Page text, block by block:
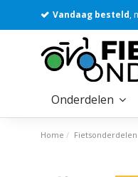
Vandaag besteld,
Onderdelen
Home Fietsonderdelen